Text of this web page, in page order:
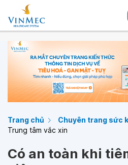
Trang chủ
Chuyên trang sức
Trung tâm vắc xin
Có an toàn khi